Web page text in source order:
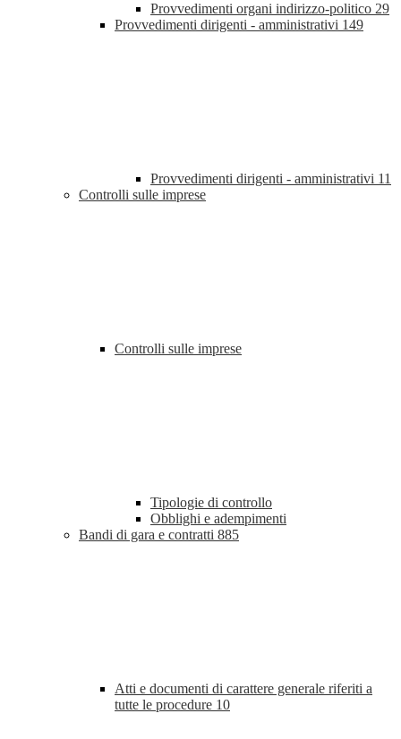
Provvedimenti organi indirizzo-politico 29
Provvedimenti dirigenti - amministrativi 149
Provvedimenti dirigenti - amministrativi 11
Controlli sulle imprese
Controlli sulle imprese
Tipologie di controllo
Obblighi e adempimenti
Bandi di gara e contratti 885
Atti e documenti di carattere generale riferiti a
tutte le procedure 10